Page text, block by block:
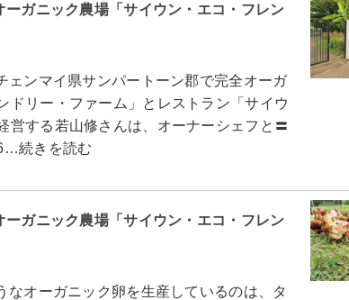
ガニック農場「サイウン・エコ・フレン
ンマイ県サンパートーン郡で完全オーガ
ドリー・ファーム」とレストラン「サイウ
営する若山修さんは、オーナーシェフと〓
続きを読む
ガニック農場「サイウン・エコ・フレン
オーガニック卵を生産しているのは、タ